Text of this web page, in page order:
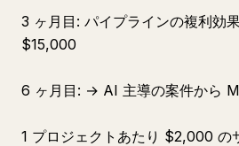
3 ヶ月目: パイプラインの複利効
$15,000
6 ヶ月目: → AI 主導の案件から
1 プロジェクトあたり $2,000 の